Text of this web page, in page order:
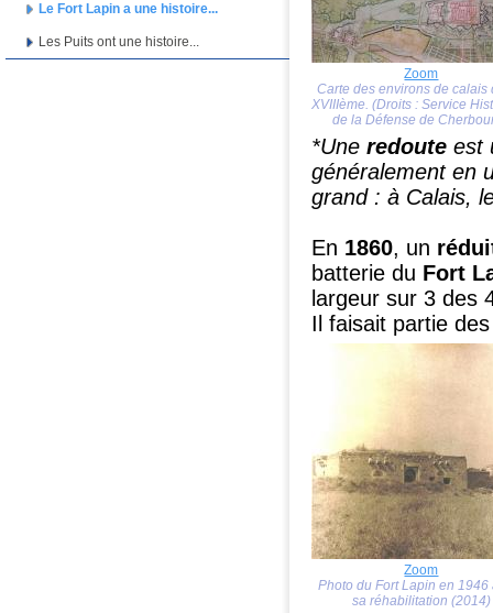
Zoom
Carte des environs de calais
XVIIIème. (Droits : Service
de la Défense de
*Une redoute est
généralement en
grand : à Calais,
En 1860, un
batterie du Fort
largeur sur 3 des
Il faisait partie
Zoom
Photo du Fort Lapin en 1946
sa réhabilitation (2014)
Le Fort Lapin a une histoire...
Les Puits ont une histoire...